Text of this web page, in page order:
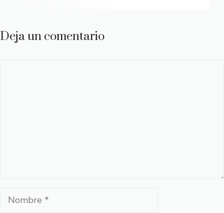
Deja un comentario
Nombre